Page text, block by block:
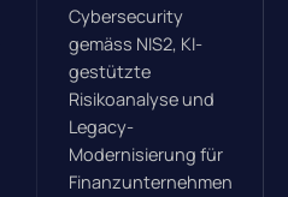
Cybersecurity
gemäss NIS2, KI-
gestützte
Risikoanalyse und
Legacy-
Modernisierung für
Finanzunternehmen